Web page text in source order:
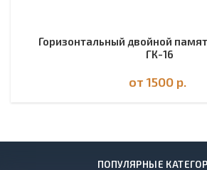
Горизонтальный двойной
ГК-16
от 1500 р.
ПОПУЛЯРНЫЕ